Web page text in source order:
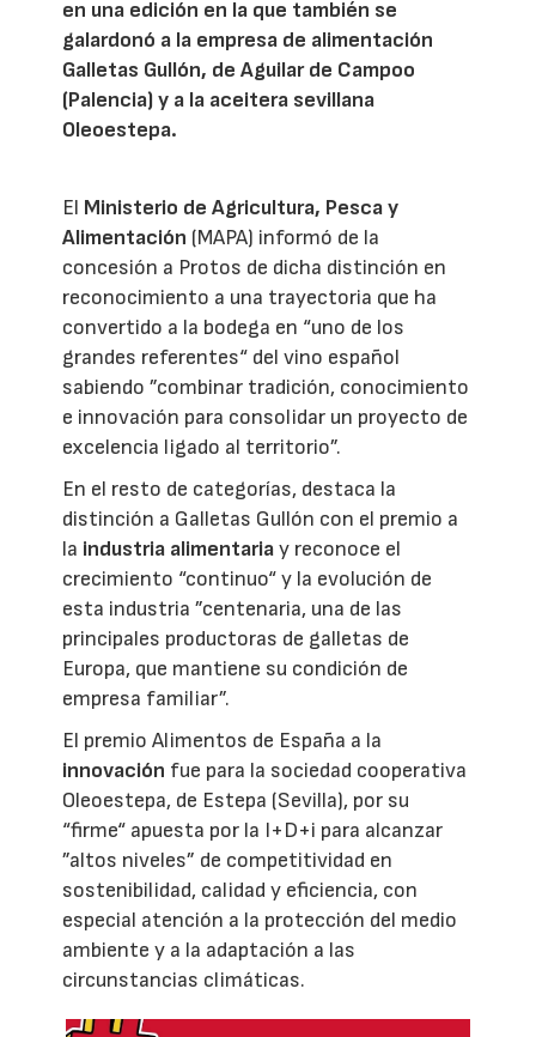
en una edición en la que también se
galardonó a la empresa de alimentación
Galletas Gullón, de Aguilar de Campoo
(Palencia) y a la aceitera sevillana
Oleoestepa.
El Ministerio de Agricultura, Pesca y
Alimentación (MAPA) informó de la
concesión a Protos de dicha distinción en
reconocimiento a una trayectoria que ha
convertido a la bodega en “uno de los
grandes referentes“ del vino español
sabiendo ”combinar tradición, conocimiento
e innovación para consolidar un proyecto de
excelencia ligado al territorio”.
En el resto de categorías, destaca la
distinción a Galletas Gullón con el premio a
la industria alimentariay reconoce el
crecimiento “continuo“ y la evolución de
esta industria ”centenaria, una de las
principales productoras de galletas de
Europa, que mantiene su condición de
empresa familiar”.
El premio Alimentos de España a la
innovación fue para la sociedad cooperativa
Oleoestepa, de Estepa (Sevilla), por su
“firme“ apuesta por la I+D+i para alcanzar
”altos niveles” de competitividad en
sostenibilidad, calidad y eficiencia, con
especial atención a la protección del medio
ambiente y a la adaptación a las
circunstancias climáticas.